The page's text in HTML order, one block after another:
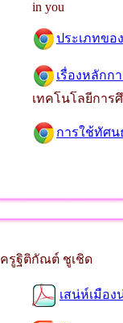
in you
ประเภทขอ
เรื่องหลักก
เทคโนโลยีการ
การใช้ทัศน
ครูฐิติกัณต์ ชูเชิด
เสน่ห์เมือ